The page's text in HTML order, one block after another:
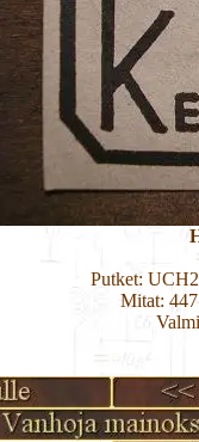
Putket:
Mitat: